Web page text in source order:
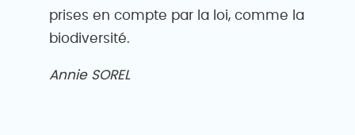
prises en compte par la loi, comme la
biodiversité.
Annie SOREL